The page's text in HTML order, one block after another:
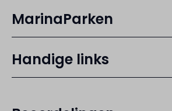
MarinaParken
Handige links